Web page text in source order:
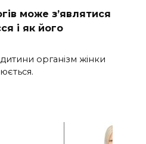
може з’являтися
і як його
організм жінки